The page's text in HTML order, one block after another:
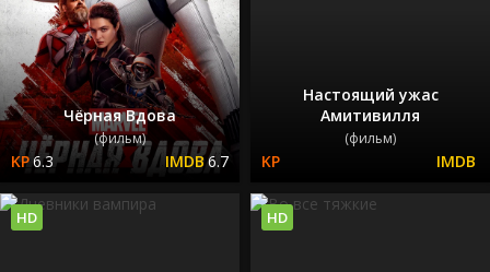
Чёрная Вдова
(фильм)
6.3 6.7
Настоящий ужас
Амитивилля
(фильм)
HD HD